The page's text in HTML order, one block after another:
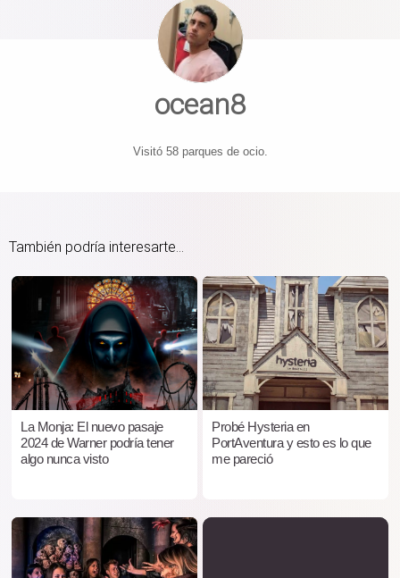
ocean8
Visitó 58 parques de ocio.
También podría interesarte...
La Monja: El nuevo pasaje
2024 de Warner podría tener
algo nunca visto
Probé Hysteria en
PortAventura y esto es lo que
me pareció